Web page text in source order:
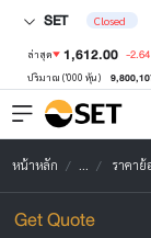
SET Closed
ล่าสุด 1,612.00 -2.64
ปริมาณ ('000 หุ้น)
หน้าหลัก ... ราคาย้